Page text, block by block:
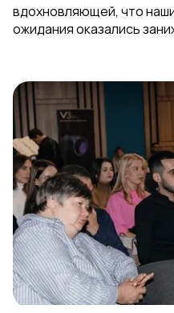
вдохновляющей, что
ожидания оказались